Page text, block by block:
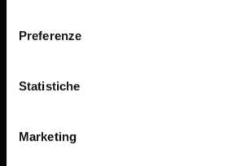
raccogliere informazioni sulla
geografica, con
Identificare il tuo dispositivo,
Preferenze
Statistiche
Marketing
E-learning